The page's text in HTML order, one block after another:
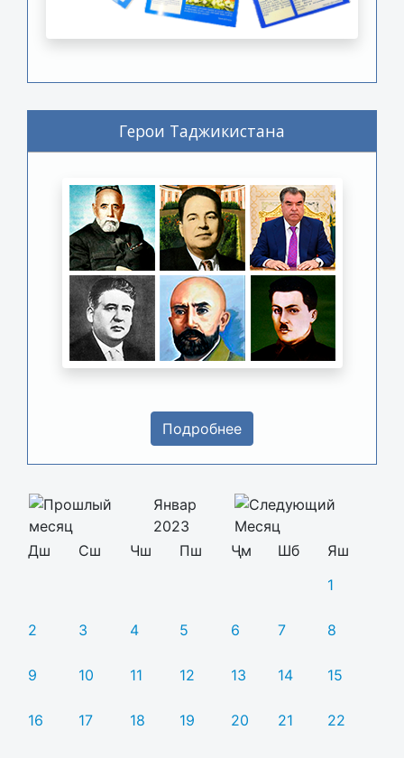
Герои Таджикистана
Подробнее
Январ
2023
Дш
Сш Чш Пш Ҷм Шб
Яш
1
2 3 4 5 6 7 8
9 10 11 12 13 14 15
16 17 18 19 20 21 22